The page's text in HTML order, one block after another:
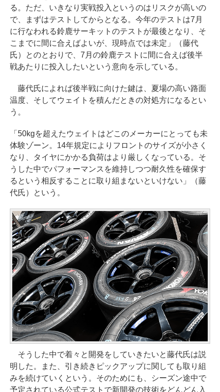
る。ただ、いきなり実戦投入というのはリスクが高いの
で、まずはテストしてからとなる。今年のテストは7月
に行なわれる鈴鹿サーキットのテストが最後となり、そ
こまでに間に合えばよいが、現時点では未定」（藤代
氏）とのとおりで、7月の鈴鹿テストに間に合えば後半
戦あたりに投入したいという意向を示している。
藤代氏によれば後半戦に向けた鍵は、夏場の高い路面
温度、そしてウェイトを積んだときの対処方になるとい
う。
「50kgを超えたウェイトはどこのメーカーにとっても未
体験ゾーン。14年規定によりフロントのサイズが小さく
なり、タイヤにかかる負荷はより厳しくなっている。そ
うした中でパフォーマンスを維持しつつ耐久性を確保す
るという相反することに取り組まないといけない」（藤
代氏）という。
そうした中で着々と開発をしていきたいと藤代氏は説
明した。また、引き続きピックアップに関しても取り組
みを続けていくという。そのためにも、シーズン途中で
予定されている公式テストで新開発の技術をどんどん入